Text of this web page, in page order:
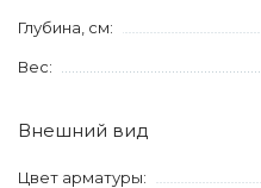
Глубина, см:
Вес:
Внешний вид
Цвет арматуры: